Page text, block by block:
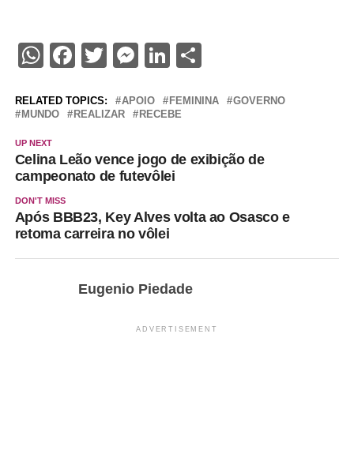
WhatsApp
Facebook
Twitter
Messenger
LinkedIn
Share
RELATED TOPICS: APOIO FEMININA
GOVERNO
MUNDO
REALIZAR RECEBE
UP NEXT
Celina Leão vence jogo de exibição de
campeonato de futevôlei
DON'T MISS
Após BBB23, Key Alves volta ao Osasco e
retoma carreira no vôlei
Eugenio Piedade
ADVERTISEMENT